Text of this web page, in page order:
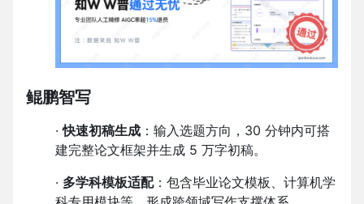
鲲鹏智写
·快速初稿生成 ：输入选题方向，30 分钟内可搭
建完整论文框架并生成 5 万字初稿。
· 多学科模板适配：包含毕业论文模板、计算机学